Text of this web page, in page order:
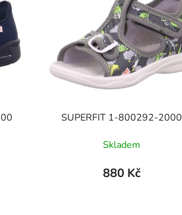
SUPERFIT 1-800292-2000
Skladem
880 Kč